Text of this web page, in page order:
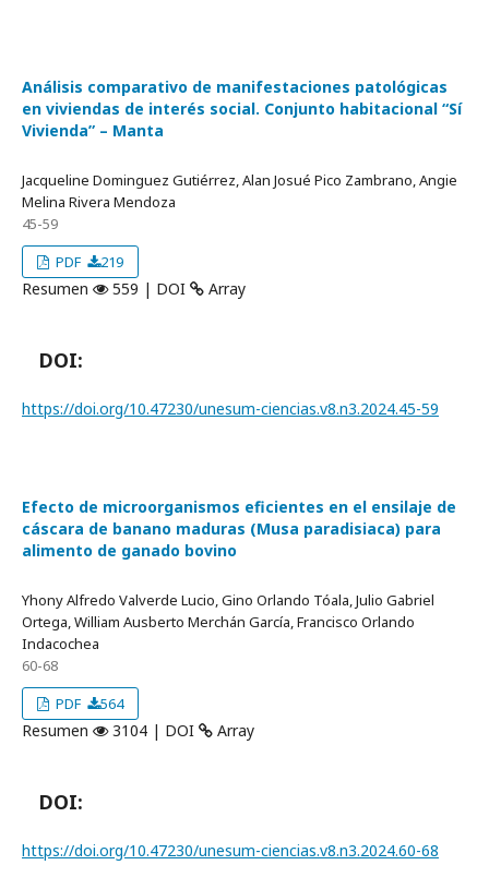
Análisis comparativo de manifestaciones patológicas
en viviendas de interés social. Conjunto habitacional “Sí
Vivienda” – Manta
Jacqueline Dominguez Gutiérrez, Alan Josué Pico Zambrano, Angie
Melina Rivera Mendoza
45-59
PDF
219
Resumen 559 | DOI Array
DOI:
https://doi.org/10.47230/unesum-ciencias.v8.n3.2024.45-59
Efecto de microorganismos eficientes en el ensilaje de
cáscara de banano maduras (Musa paradisiaca) para
alimento de ganado bovino
Yhony Alfredo Valverde Lucio, Gino Orlando Tóala, Julio Gabriel
Ortega, William Ausberto Merchán García, Francisco Orlando
Indacochea
60-68
PDF
564
Resumen 3104 | DOI Array
DOI:
https://doi.org/10.47230/unesum-ciencias.v8.n3.2024.60-68